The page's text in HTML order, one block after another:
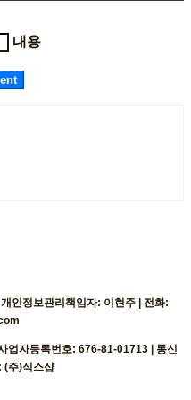
내용
인정보관리책임자: 이현주 | 전화:
업자등록번호: 676-81-01713 | 통신
(주)식스샵